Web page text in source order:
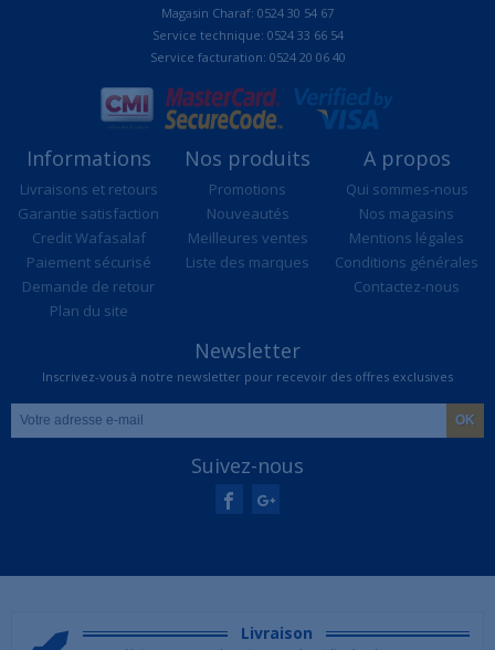
Magasin Charaf: 0524 30 54 67
Service technique: 0524 33 66 54
Service facturation: 0524 20 06 40
Informations
Livraisons et retours
Garantie satisfaction
Credit Wafasalaf
Paiement sécurisé
Demande de retour
Plan du site
Nos produits
Promotions
Nouveautés
Meilleures ventes
Liste des marques
A propos
Qui sommes-nous
Nos magasins
Mentions légales
Conditions générales
Contactez-nous
Newsletter
Inscrivez-vous à notre newsletter pour recevoir des offres exclusives
Suivez-nous
Livraison